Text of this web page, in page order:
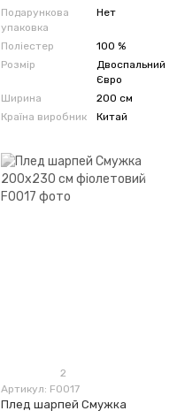
Подарункова
упаковка
Нет
Поліестер
100 %
Розмір
Двоспальний
Євро
Ширина
200 см
Країна виробник
Китай
2
Артикул: F0017
Плед шарпей Смужка